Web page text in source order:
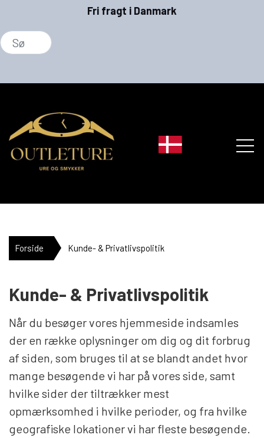
Fri fragt i Danmark
MÆRKER
HERREURE
DAMEURE
NYHEDER
OUTLET URE
Forside Kunde- & Privatlivspolitik
Kunde- & Privatlivspolitik
Når du besøger vores hjemmeside indsamles
der en række oplysninger om dig og dit forbrug
af siden, som bruges til at se blandt andet hvor
mange besøgende vi har på vores side, samt
hvilke sider der tiltrækker mest
opmærksomhed i hvilke perioder, og fra hvilke
geografiske lokationer vi har fleste besøgende.